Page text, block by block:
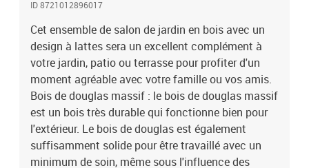
couvercle peut non seulement être utilisé pour s'asseoir ou se
détendre, mais il peut également être utilisé comme table basse
pour contenir vos boissons, votre nourriture et le meuble de jardin
dispose d'un espace de rangement sous le siège. Conception
modulaire : cet ensemble de meubles d'extérieur a une conception
modulaire, ce qui le rend complètement flexible et facile à
déplacer, afin que vous puissiez créer un agencement de meubles
d'extérieur personnalisé. Bon à savoir :Pour que vos meubles
d'extérieur restent beaux, nous vous recommandons de les
protéger avec une housse imperméable.Matériau : bois de douglas
massif (non traité)Matériau des lattes : contreplaquéDimensions
ID 8721012896017
Cet ensemble de salon de jardin en bois avec un
design à lattes sera un excellent complément à
votre jardin, patio ou terrasse pour profiter d'un
moment agréable avec votre famille ou vos amis.
Bois de douglas massif : le bois de douglas massif
est un bois très durable qui fonctionne bien pour
l'extérieur. Le bois de douglas est également
suffisamment solide pour être travaillé avec un
minimum de soin, même sous l'influence des